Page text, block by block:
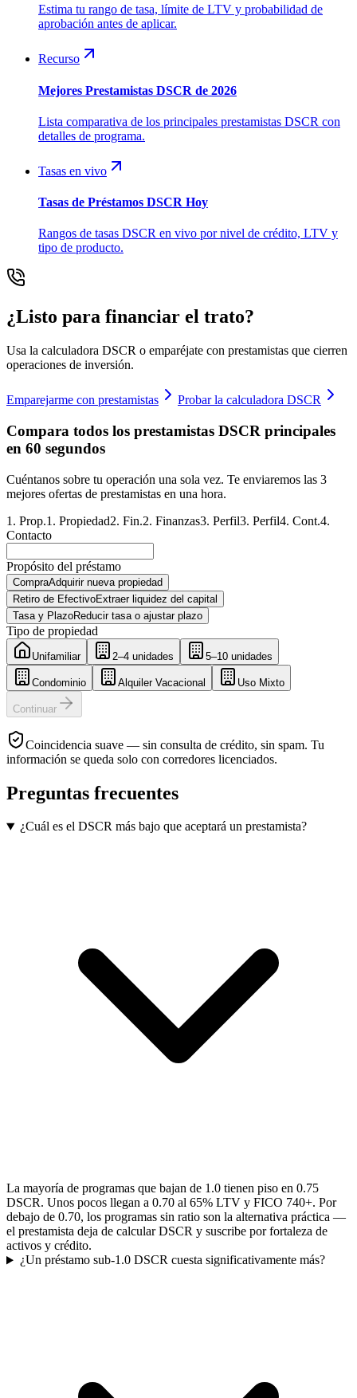
Estima tu rango de tasa, límite de LTV y probabilidad de
aprobación antes de aplicar.
Recurso
Mejores Prestamistas DSCR de 2026
Lista comparativa de los principales prestamistas DSCR con
detalles de programa.
Tasas en vivo
Tasas de Préstamos DSCR Hoy
Rangos de tasas DSCR en vivo por nivel de crédito, LTV y
tipo de producto.
¿Listo para financiar el trato?
Usa la calculadora DSCR o emparéjate con prestamistas que cierren
operaciones de inversión.
Emparejarme con prestamistas Probar la calculadora DSCR
Compara todos los prestamistas DSCR principales
en 60 segundos
Cuéntanos sobre tu operación una sola vez. Te enviaremos las 3
mejores ofertas de prestamistas en una hora.
1 . Prop.1 . Propiedad2. Fin.2. Finanzas3. Perfil3. Perfil4. Cont.4.
Contacto
Propósito del préstamo
CompraAdquirir nueva propiedad
Retiro de EfectivoExtraer liquidez del capital
Tasa y PlazoReducir tasa o ajustar plazo
Tipo de propiedad
Unifamiliar 2–4 unidades 5–10 unidades
Condominio Alquiler Vacacional Uso Mixto
Continuar
Coincidencia suave — sin consulta de crédito, sin spam. Tu
información se queda solo con corredores licenciados.
Preguntas frecuentes
¿Cuál es el DSCR más bajo que aceptará un prestamista?
La mayoría de programas que bajan de 1.0 tienen piso en 0.75
DSCR. Unos pocos llegan a 0.70 al 65% LTV y FICO 740+. Por
debajo de 0.70, los programas sin ratio son la alternativa práctica —
el prestamista deja de calcular DSCR y suscribe por fortaleza de
activos y crédito.
¿Un préstamo sub-1.0 DSCR cuesta significativamente más?